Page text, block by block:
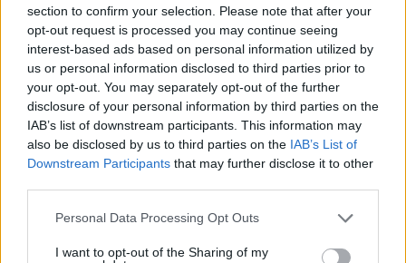
section to confirm your selection. Please note that after your
opt-out request is processed you may continue seeing
interest-based ads based on personal information utilized by
us or personal information disclosed to third parties prior to
your opt-out. You may separately opt-out of the further
disclosure of your personal information by third parties on the
IAB’s list of downstream participants. This information may
also be disclosed by us to third parties on the IAB’s List of
Downstream Participants that may further disclose it to other
Please note that this website/app uses one or more Google
not limited to your visit or usage behaviour. You may click to
Personal Data Processing Opt Outs
I want to opt-out of the Sharing of my
Κωστης
05.01.2023, 20:02
να «πληκτρολογήσουν τη λέξη «yoga» σε αυτήν την
εφαρμογή, πριν αποκαλύψει ότι «δείχνουν κ.... ους
και γλουτούς». ποια η διαφορα κωλου και γλουτου ρε
τζιμανια;
ΑΠΑΝΤΗΣΗ
05.01.2023, 19:05